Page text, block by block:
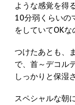
ような感覚を得
10分弱くらいの
をしていてOKな
つけたあとも、
で、首～デコル
しっかりと保湿
スペシャルな朝